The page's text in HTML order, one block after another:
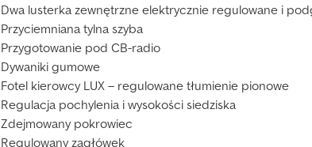
Dwa lusterka zewnętrzne elektrycznie regulowane i
Przyciemniana tylna szyba
Przygotowanie pod CB-radio
Dywaniki gumowe
Fotel kierowcy LUX – regulowane tłumienie pionowe
Regulacja pochylenia i wysokości siedziska
Zdejmowany pokrowiec
Regulowany zagłówek